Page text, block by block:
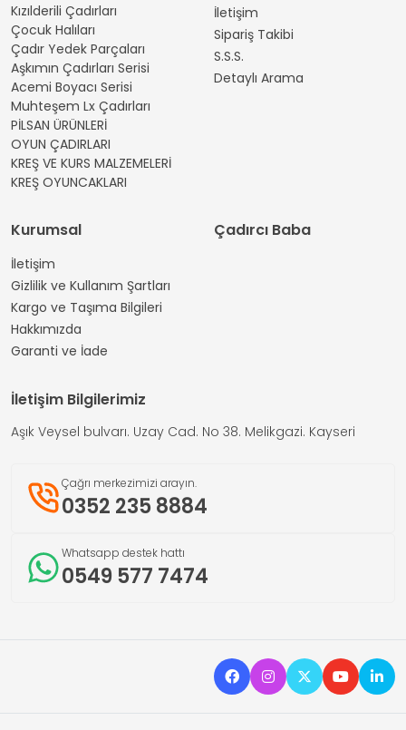
Kızılderili Çadırları
Çocuk Halıları
Çadır Yedek Parçaları
Aşkımın Çadırları Serisi
Acemi Boyacı Serisi
Muhteşem Lx Çadırları
PİLSAN ÜRÜNLERİ
OYUN ÇADIRLARI
KREŞ VE KURS MALZEMELERİ
KREŞ OYUNCAKLARI
İletişim
Sipariş Takibi
S.S.S.
Detaylı Arama
Kurumsal
İletişim
Gizlilik ve Kullanım Şartları
Kargo ve Taşıma Bilgileri
Hakkımızda
Garanti ve İade
Çadırcı Baba
İletişim Bilgilerimiz
Aşık Veysel bulvarı. Uzay Cad. No 38. Melikgazi. Kayseri
Çağrı merkezimizi arayın.
0352 235 8884
Whatsapp destek hattı
0549 577 7474